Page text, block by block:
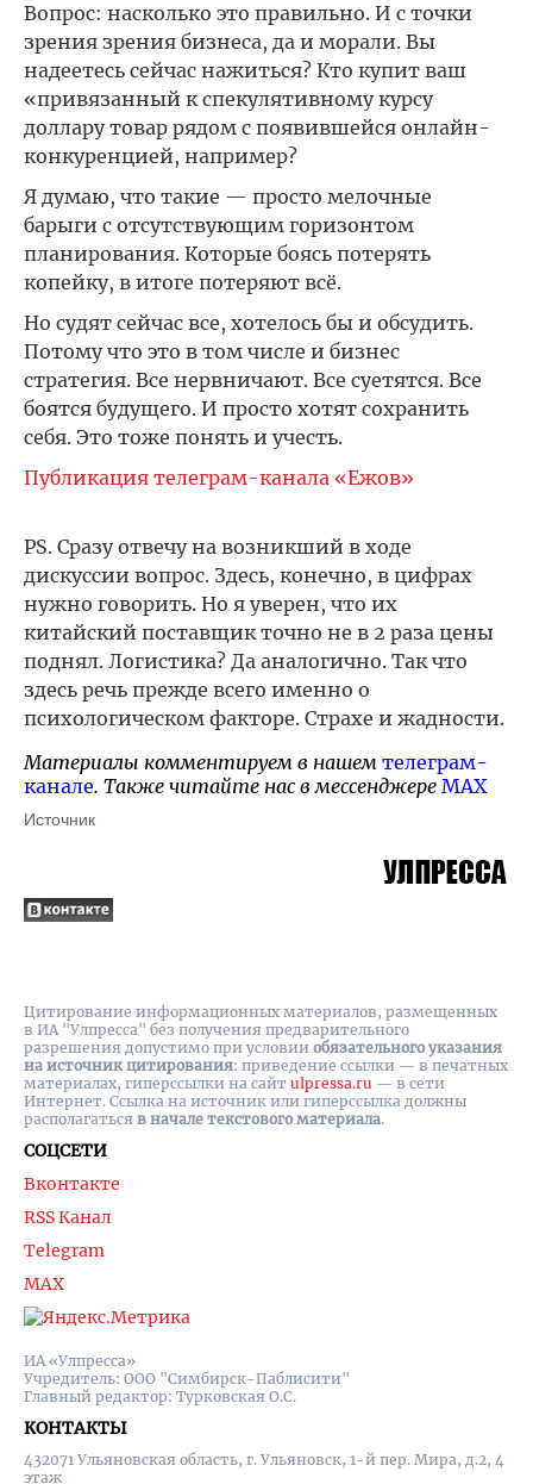
Вопрос: насколько это правильно. И с точки
зрения зрения бизнеса, да и морали. Вы
надеетесь сейчас нажиться? Кто купит ваш
«привязанный к спекулятивному курсу
доллару товар рядом с появившейся онлайн-
конкуренцией, например?
Я думаю, что такие — просто мелочные
барыги с отсутствующим горизонтом
планирования. Которые боясь потерять
копейку, в итоге потеряют всё.
Но судят сейчас все, хотелось бы и обсудить.
Потому что это в том числе и бизнес
стратегия. Все нервничают. Все суетятся. Все
боятся будущего. И просто хотят сохранить
себя. Это тоже понять и учесть.
Публикация телеграм-канала «Ежов»
PS. Сразу отвечу на возникший в ходе
дискуссии вопрос. Здесь, конечно, в цифрах
нужно говорить. Но я уверен, что их
китайский поставщик точно не в 2 раза цены
поднял. Логистика? Да аналогично. Так что
здесь речь прежде всего именно о
психологическом факторе. Страхе и жадности.
Материалы комментируем в нашем телеграм-
канале. Также читайте нас в мессенджере MAX
Источник
ИА «Улпресса»
Учредитель: ООО "Симбирск-Паблисити"
Главный редактор: Турковская О.С.
КОНТАКТЫ
432071 Ульяновская область, г. Ульяновск, 1-й пер. Мира, д.2, 4
этаж
СОЦСЕТИ
Вконтакте
RSS Канал
Telegram
MAX
Цитирование информационных материалов, размещенных
в ИА "Улпресса" без получения предварительного
разрешения допустимо при условии обязательного указания
на источник цитирования: приведение ссылки — в печатных
материалах, гиперссылки на cайт ulpressa.ru — в сети
Интернет. Ссылка на источник или гиперссылка должны
располагаться в начале текстового материала.